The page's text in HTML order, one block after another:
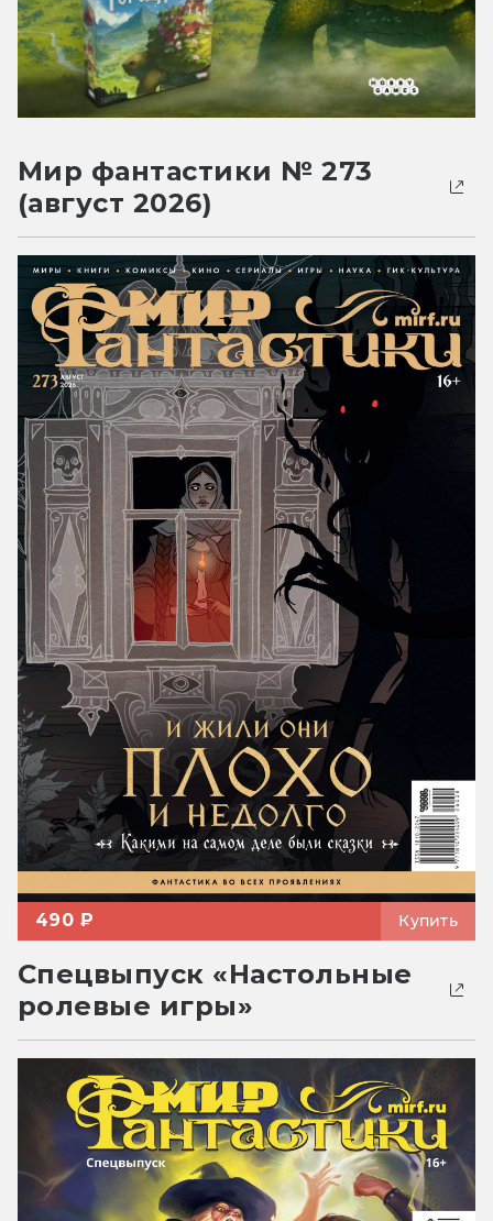
Мир фантастики № 273
(август 2026)
490 ₽ Купить
Спецвыпуск «Настольные
ролевые игры»